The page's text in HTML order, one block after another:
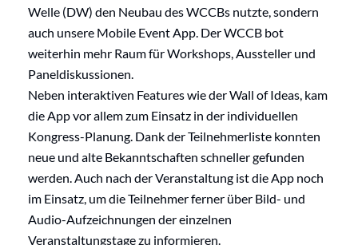
Welle (DW) den Neubau des WCCBs nutzte, sondern
auch unsere Mobile Event App. Der WCCB bot
weiterhin mehr Raum für Workshops, Aussteller und
Paneldiskussionen.
Neben interaktiven Features wie der Wall of Ideas, kam
die App vor allem zum Einsatz in der individuellen
Kongress-Planung. Dank der Teilnehmerliste konnten
neue und alte Bekanntschaften schneller gefunden
werden. Auch nach der Veranstaltung ist die App noch
im Einsatz, um die Teilnehmer ferner über Bild- und
Audio-Aufzeichnungen der einzelnen
Veranstaltungstage zu informieren.